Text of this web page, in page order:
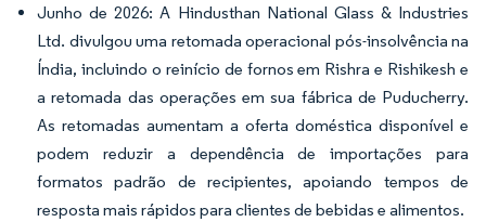
Junho de 2026: A Hindusthan National Glass & Industries
Ltd. divulgou uma retomada operacional pós-insolvência na
Índia, incluindo o reinício de fornos em Rishra e Rishikesh e
a retomada das operações em sua fábrica de Puducherry.
As retomadas aumentam a oferta doméstica disponível e
podem reduzir a dependência de importações para
formatos padrão de recipientes, apoiando tempos de
resposta mais rápidos para clientes de bebidas e alimentos.